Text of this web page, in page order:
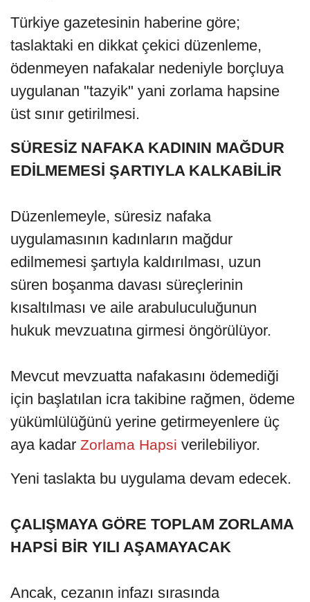
Türkiye gazetesinin haberine göre;
taslaktaki en dikkat çekici düzenleme,
ödenmeyen nafakalar nedeniyle borçluya
uygulanan "tazyik" yani zorlama hapsine
üst sınır getirilmesi.
SÜRESİZ NAFAKA KADININ MAĞDUR
EDİLMEMESİ ŞARTIYLA KALKABİLİR
Düzenlemeyle, süresiz nafaka
uygulamasının kadınların mağdur
edilmemesi şartıyla kaldırılması, uzun
süren boşanma davası süreçlerinin
kısaltılması ve aile arabuluculuğunun
hukuk mevzuatına girmesi öngörülüyor.
Mevcut mevzuatta nafakasını ödemediği
için başlatılan icra takibine rağmen, ödeme
yükümlülüğünü yerine getirmeyenlere üç
aya kadar Zorlama Hapsi verilebiliyor.
Yeni taslakta bu uygulama devam edecek.
ÇALIŞMAYA GÖRE TOPLAM ZORLAMA
HAPSİ BİR YILI AŞAMAYACAK
Ancak, cezanın infazı sırasında